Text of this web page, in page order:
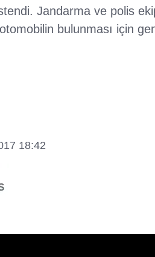
Jandarma ve polis
otomobilin bulunması için
18:42